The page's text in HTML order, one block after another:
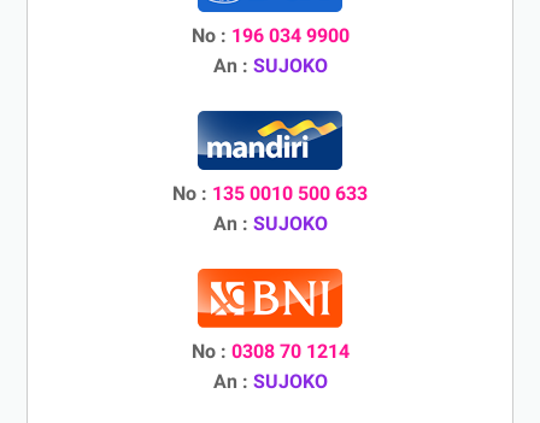
No : 196 034 9900
An : SUJOKO
No : 135 0010 500 633
An : SUJOKO
No : 0308 70 1214
An : SUJOKO